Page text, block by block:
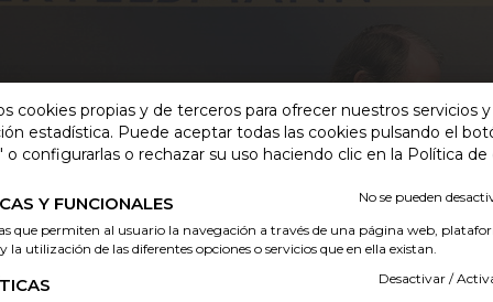
cookies propias y de terceros para ofrecer nuestros servicios
estadística. Puede aceptar todas las cookies pulsando el
o configurarlas o rechazar su uso haciendo clic en la Política de
Y FUNCIONALES
No se pueden
que permiten al usuario la navegación a través de una página web,
la utilización de las diferentes opciones o servicios que en ella existan.
Desactivar /